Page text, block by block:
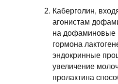
Каберголин,
агонистам
на дофаминовые
гормона
эндокринные
увеличение
пролактина